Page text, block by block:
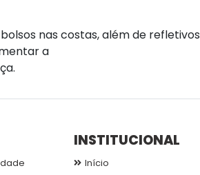
bolsos nas costas, além de refletivos
a
INSTITUCIONAL
Início